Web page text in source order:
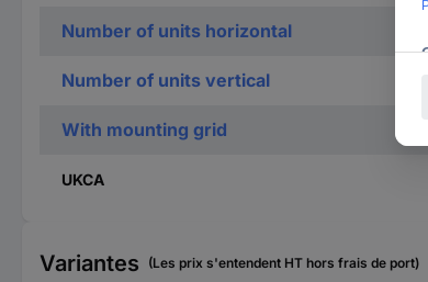
Number of units horizontal
Number of units vertical
With mounting grid
UKCA
Variantes (Les prix s'entendent HT hors frais de port)